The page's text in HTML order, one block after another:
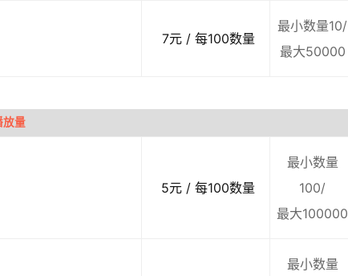
7元 / 每100数量
最小数量10/
最大50000
放量
5元 / 每100数量
最小数量
100/
最大100000
最小数量